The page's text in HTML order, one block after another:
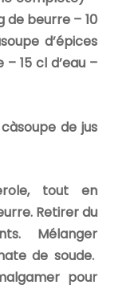
de beurre – 10
d’épices
15 cl d’eau –
de jus
tout en
Retirer du
Mélanger
de soude.
pour